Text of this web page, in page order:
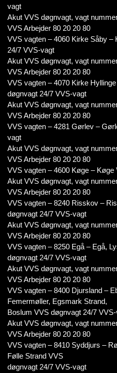
vagt
Akut VVS døgnvagt, vagt
VVS Arbejder 80 20 20 80
VVS vagten – 4060 Kirke Såby –
24/7 VVS-vagt
Akut VVS døgnvagt, vagt
VVS Arbejder 80 20 20 80
VVS vagten – 4070 Kirke
døgnvagt 24/7 VVS-vagt
Akut VVS døgnvagt, vagt
VVS Arbejder 80 20 20 80
VVS vagten – 4281 Gørlev –
vagt
Akut VVS døgnvagt, vagt
VVS Arbejder 80 20 20 80
VVS vagten – 4600 Køge –
Akut VVS døgnvagt, vagt
VVS Arbejder 80 20 20 80
VVS vagten – 8240 Risskov –
døgnvagt 24/7 VVS-vagt
Akut VVS døgnvagt, vagt
VVS Arbejder 80 20 20 80
VVS vagten – 8250 Egå – Egå,
døgnvagt 24/7 VVS-vagt
Akut VVS døgnvagt, vagt
VVS Arbejder 80 20 20 80
VVS vagten – 8400 Djursland –
Femermøller, Egsmark Strand,
Boslum VVS døgnvagt 24/7
Akut VVS døgnvagt, vagt
VVS Arbejder 80 20 20 80
VVS vagten – 8410 Syddjurs –
Følle Strand VVS
døgnvagt 24/7 VVS-vagt